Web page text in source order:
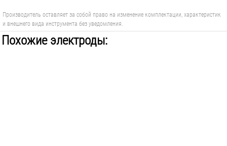
Производитель оставляет за собой право на изменение комплектации, характеристик
и внешнего вида инструмента без уведомления.
Похожие электроды: